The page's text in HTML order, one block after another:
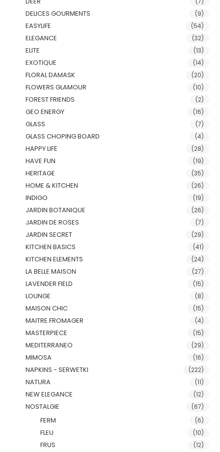
DELICES GOURMENTS (9)
EASYLIFE (54)
ELEGANCE (32)
ELITE (13)
EXOTIQUE (14)
FLORAL DAMASK (20)
FLOWERS GLAMOUR (10)
FOREST FRIENDS (2)
GEO ENERGY (16)
GLASS (7)
GLASS CHOPING BOARD (4)
HAPPY LIFE (28)
HAVE FUN (19)
HERITAGE (35)
HOME & KITCHEN (26)
INDIGO (19)
JARDIN BOTANIQUE (26)
JARDIN DE ROSES (7)
JARDIN SECRET (29)
KITCHEN BASICS (41)
KITCHEN ELEMENTS (24)
LA BELLE MAISON (27)
LAVENDER FIELD (15)
LOUNGE (8)
MAISON CHIC (15)
MAITRE FROMAGER (4)
MASTERPIECE (15)
MEDITERRANEO (29)
MIMOSA (16)
NAPKINS - SERWETKI (222)
NATURA (11)
NEW ELEGANCE (12)
NOSTALGIE (67)
FERM (6)
FLEU (10)
FRUS (12)